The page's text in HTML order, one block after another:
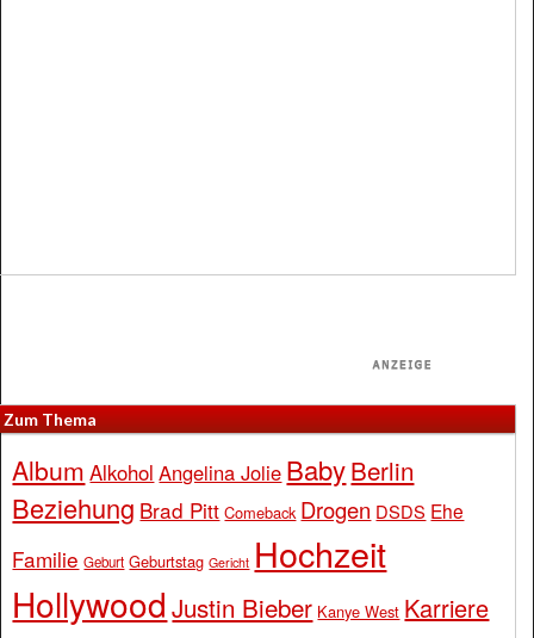
Zum Thema
Album Alkohol Angelina Jolie BabyBerlin
Beziehung Brad Pitt Comeback Drogen DSDS Ehe
Familie Geburt Geburtstag Gericht Hochzeit
Hollywood Justin Bieber Kanye West Karriere